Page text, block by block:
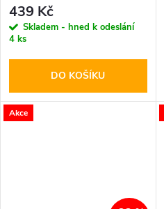
439 Kč
Skladem - hned k odeslání
4 ks
DO KOŠÍKU
Akce